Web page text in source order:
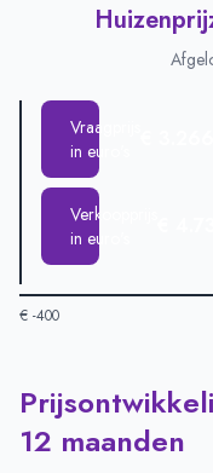
Vraagprijs
in euro's
Verkoopprijs
in euro's
€ -400
Huizenprijzen in Den
Vraagprijs in euro's
12 maanden